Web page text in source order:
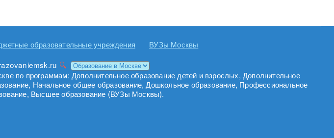
образовательные учреждения
ВУЗы Москвы
по программам: Дополнительное образование детей и взрослых, Дополнительное
Начальное общее образование, Дошкольное образование, Профессиональное
Высшее образование (ВУЗы Москвы).